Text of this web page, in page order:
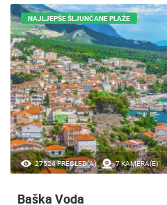
27524 PREGLED(A) 7 KAMERA(E)
NAJLJEPŠE ŠLJUNČANE PLAŽE
Baška Voda